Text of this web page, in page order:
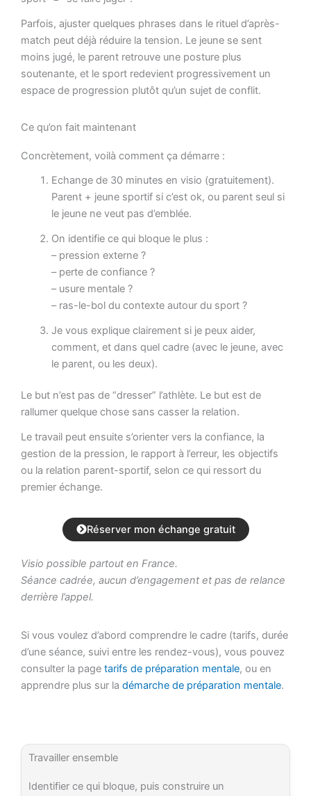
Parfois, ajuster quelques phrases dans le rituel d’après-
match peut déjà réduire la tension. Le jeune se sent
moins jugé, le parent retrouve une posture plus
soutenante, et le sport redevient progressivement un
espace de progression plutôt qu’un sujet de conflit.
Ce qu’on fait maintenant
Concrètement, voilà comment ça démarre :
Echange de 30 minutes en visio (gratuitement).
Parent + jeune sportif si c’est ok, ou parent seul si
le jeune ne veut pas d’emblée.
On identifie ce qui bloque le plus :
– pression externe ?
– perte de confiance ?
– usure mentale ?
– ras-le-bol du contexte autour du sport ?
Je vous explique clairement si je peux aider,
comment, et dans quel cadre (avec le jeune, avec
le parent, ou les deux).
Le but n’est pas de “dresser” l’athlète. Le but est de
rallumer quelque chose sans casser la relation.
Le travail peut ensuite s’orienter vers la confiance, la
gestion de la pression, le rapport à l’erreur, les objectifs
ou la relation parent-sportif, selon ce qui ressort du
premier échange.
Réserver mon échange gratuit
Visio possible partout en France.
Séance cadrée, aucun d’engagement et pas de relance
derrière l’appel.
Si vous voulez d’abord comprendre le cadre (tarifs, durée
d’une séance, suivi entre les rendez-vous), vous pouvez
consulter la page tarifs de préparation mentale, ou en
apprendre plus sur la démarche de préparation mentale.
Travailler ensemble
Identifier ce qui bloque, puis construire un